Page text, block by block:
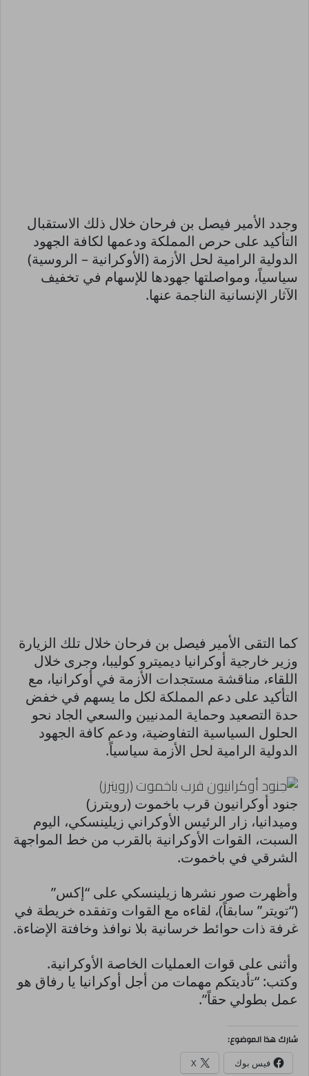
وجدد الأمير فيصل بن فرحان خلال ذلك الاستقبال
التأكيد على حرص المملكة ودعمها لكافة الجهود
الدولية الرامية لحل الأزمة (الأوكرانية – الروسية)
سياسياً، ومواصلتها جهودها للإسهام في تخفيف
الآثار الإنسانية الناجمة عنها.
كما التقى الأمير فيصل بن فرحان خلال تلك الزيارة
وزير خارجية أوكرانيا ديميترو كوليبا، وجرى خلال
اللقاء، مناقشة مستجدات الأزمة في أوكرانيا، مع
التأكيد على دعم المملكة لكل ما يسهم في خفض
حدة التصعيد وحماية المدنيين والسعي الجاد نحو
الحلول السياسية التفاوضية، ودعم كافة الجهود
الدولية الرامية لحل الأزمة سياسياً.
جنود أوكرانيون قرب باخموت (رويترز)
وميدانيا، زار الرئيس الأوكراني زيلينسكي، اليوم
السبت، القوات الأوكرانية بالقرب من خط المواجهة
الشرقي في باخموت.
وأظهرت صور نشرها زيلينسكي على “إكس”
(“تويتر” سابقاً)، لقاءه مع القوات وتفقده خريطة في
غرفة ذات حوائط خرسانية بلا نوافذ وخافتة الإضاءة.
وأثنى على قوات العمليات الخاصة الأوكرانية.
وكتب: “تأديتكم مهمات من أجل أوكرانيا يا رفاق هو
عمل بطولي حقاً”.
شارك هذا الموضوع:
فيس بوك X